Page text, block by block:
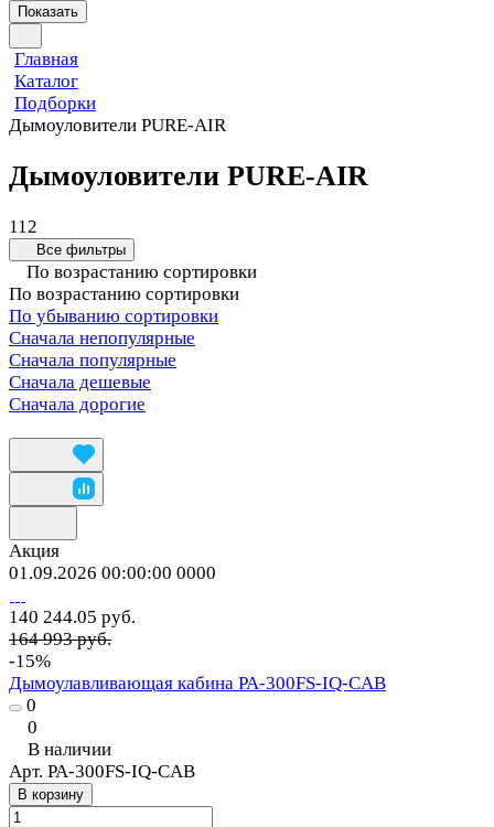
Показать
Главная
Каталог
Подборки
Дымоуловители PURE-AIR
Дымоуловители PURE-AIR
112
Все фильтры
По возрастанию сортировки
По возрастанию сортировки
По убыванию сортировки
Сначала непопулярные
Сначала популярные
Сначала дешевые
Сначала дорогие
Акция
01.09.2026 00:00:00 0000
140 244.05 руб.
164 993 руб.
-15%
Дымоулавливающая кабина PA-300FS-IQ-CAB
0
0
В наличии
Арт. PA-300FS-IQ-CAB
В корзину